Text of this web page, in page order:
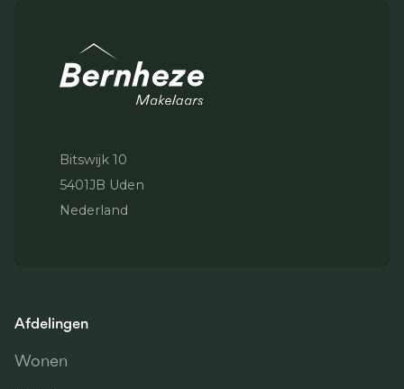
Bitswijk 10
5401JB Uden
Nederland
Afdelingen
Wonen